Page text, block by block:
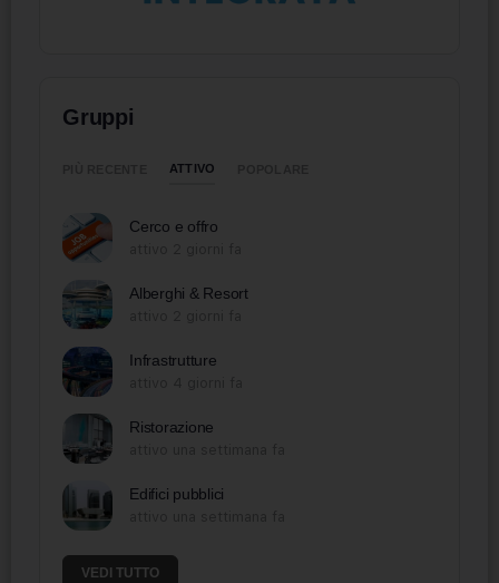
Gruppi
ATTIVO
Cerco e offro
Alberghi & Resort
Infrastrutture
Ristorazione
Edifici pubblici
VEDI TUTTO